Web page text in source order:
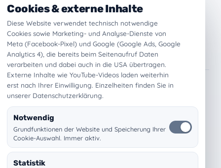
Telematik
Wertgarantie
UNTERNEHMEN
Über uns
Karriere & Jobs
Referenzen
Aktuelles
SERVICE & KONTAKT
Cookies & externe Inhalte
Diese Website verwendet technisch notwendige
Cookies sowie Marketing- und Analyse-Dienste von
Meta (Facebook-Pixel) und Google (Google Ads, Google
Analytics 4), die bereits beim Seitenaufruf Daten
verarbeiten und dabei auch in die USA übertragen.
Externe Inhalte wie YouTube-Videos laden weiterhin
erst nach Ihrer Einwilligung. Einzelheiten finden Sie in
unserer Datenschutzerklärung.
Notwendig
Grundfunktionen der Website und Speicherung Ihrer
Cookie-Auswahl. Immer aktiv.
Statistik